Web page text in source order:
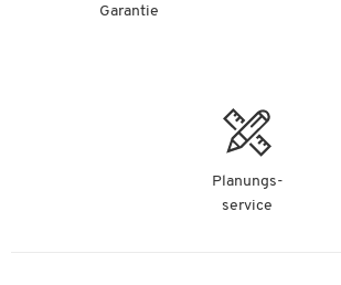
Garantie
Planungs-
service